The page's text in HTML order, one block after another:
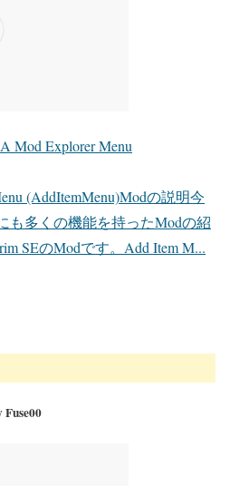
Mod Explorer Menu
(AddItemMenu)Modの説明今
も多くの機能を持ったModの紹
SEのModです。Add Item M...